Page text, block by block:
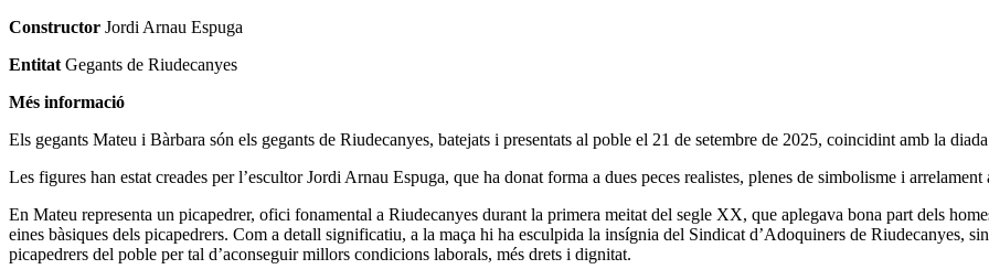
Constructor Jordi Arnau Espuga
Entitat Gegants de Riudecanyes
Més informació
Els gegants Mateu i Bàrbara són els gegants de Riudecanyes, batejats i presentats al poble el 21 de setembre de 2025, coincidint amb la
Les figures han estat creades per l’escultor Jordi Arnau Espuga, que ha donat forma a dues peces realistes, plenes de simbolisme i
En Mateu representa un picapedrer, ofici fonamental a Riudecanyes durant la primera meitat del segle XX, que aplegava bona part dels
eines bàsiques dels picapedrers. Com a detall significatiu, a la maça hi ha esculpida la insígnia del Sindicat d’Adoquiners de Riudecanyes,
picapedrers del poble per tal d’aconseguir millors condicions laborals, més drets i dignitat.